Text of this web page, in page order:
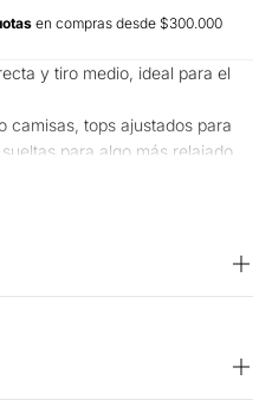
en compras desde $300.000
y tiro medio, ideal para el
camisas, tops ajustados para
para algo más relajado.
casuales.